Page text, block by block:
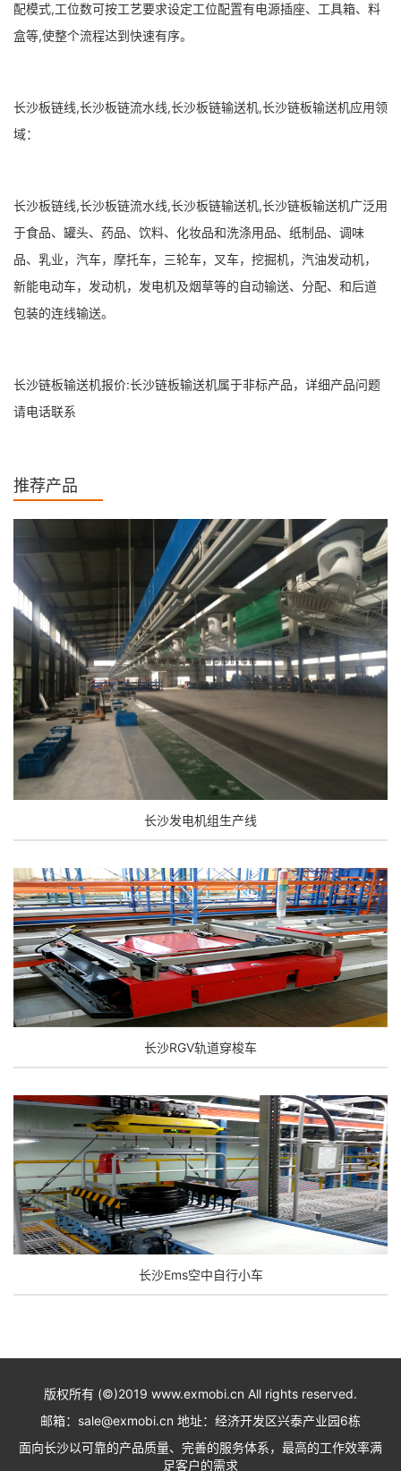
配模式,工位数可按工艺要求设定工位配置有电源插座、工具箱、料
盒等,使整个流程达到快速有序。
长沙板链线,长沙板链流水线,长沙板链输送机,长沙链板输送机应用领
域：
长沙板链线,长沙板链流水线,长沙板链输送机,长沙链板输送机广泛用
于食品、罐头、药品、饮料、化妆品和洗涤用品、纸制品、调味
品、乳业，汽车，摩托车，三轮车，叉车，挖掘机，汽油发动机，
新能电动车，发动机，发电机及烟草等的自动输送、分配、和后道
包装的连线输送。
长沙链板输送机报价:长沙链板输送机属于非标产品，详细产品问题
请电话联系
推荐产品
长沙发电机组生产线
长沙RGV轨道穿梭车
长沙Ems空中自行小车
版权所有 (©)2019 www.exmobi.cn All rights reserved.
邮箱：sale@exmobi.cn 地址：经济开发区兴泰产业园6栋
面向长沙以可靠的产品质量、完善的服务体系，最高的工作效率满
足客户的需求